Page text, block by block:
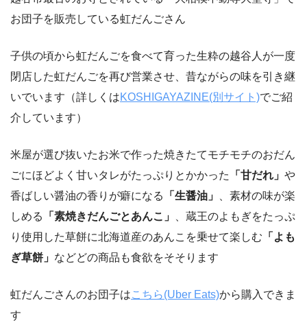
お団子を販売している虹だんごさん
子供の頃から虹だんごを食べて育った生粋の越谷人が一度
閉店した虹だんごを再び営業させ、昔ながらの味を引き継
いでいます（詳しくはKOSHIGAYAZINE(別サイト)でご紹
介しています）
米屋が選び抜いたお米で作った焼きたてモチモチのおだん
ごにほどよく甘いタレがたっぷりとかかった
「甘だれ」 や
香ばしい醤油の香りが癖になる
「生醤油」
、素材の味が楽
しめる
「素焼きだんごとあんこ」
、蔵王のよもぎをたっぷ
り使用した草餅に北海道産のあんこを乗せて楽しむ 「よも
ぎ草餅」 などどの商品も食欲をそそります
虹だんごさんのお団子はこちら(Uber Eats)から購入できま
す